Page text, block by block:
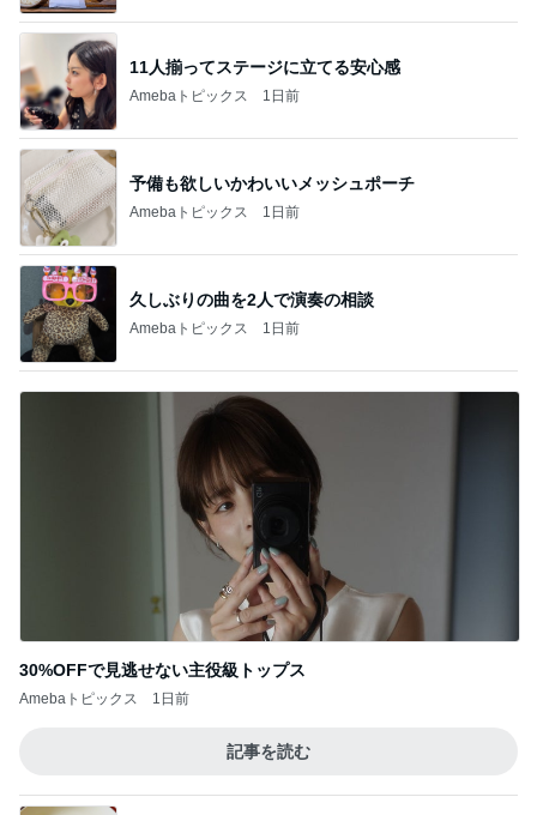
11人揃ってステージに立てる安心感
Amebaトピックス 1日前
予備も欲しいかわいいメッシュポーチ
Amebaトピックス 1日前
久しぶりの曲を2人で演奏の相談
Amebaトピックス 1日前
30%OFFで見逃せない主役級トップス
Amebaトピックス 1日前
記事を読む